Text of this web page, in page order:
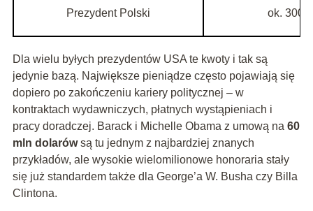
Prezydent Polski ok. 300
Dla wielu byłych prezydentów USA te kwoty i tak są
jedynie bazą. Największe pieniądze często pojawiają się
dopiero po zakończeniu kariery politycznej – w
kontraktach wydawniczych, płatnych wystąpieniach i
pracy doradczej. Barack i Michelle Obama z umową na 60
mln dolarówsą tu jednym z najbardziej znanych
przykładów, ale wysokie wielomilionowe honoraria stały
się już standardem także dla George’a W. Busha czy Billa
Clintona.